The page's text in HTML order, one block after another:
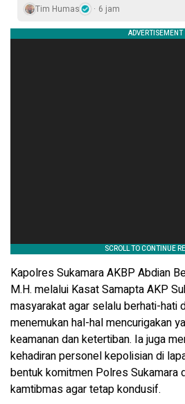
Tim Humas 6 jam
Kapolres Sukamara AKBP Abdian
M.H. melalui Kasat Samapta AKP
masyarakat agar selalu berhati-hati
menemukan hal-hal mencurigakan
keamanan dan ketertiban. Ia juga
kehadiran personel kepolisian di
bentuk komitmen Polres Sukamara
kamtibmas agar tetap kondusif.